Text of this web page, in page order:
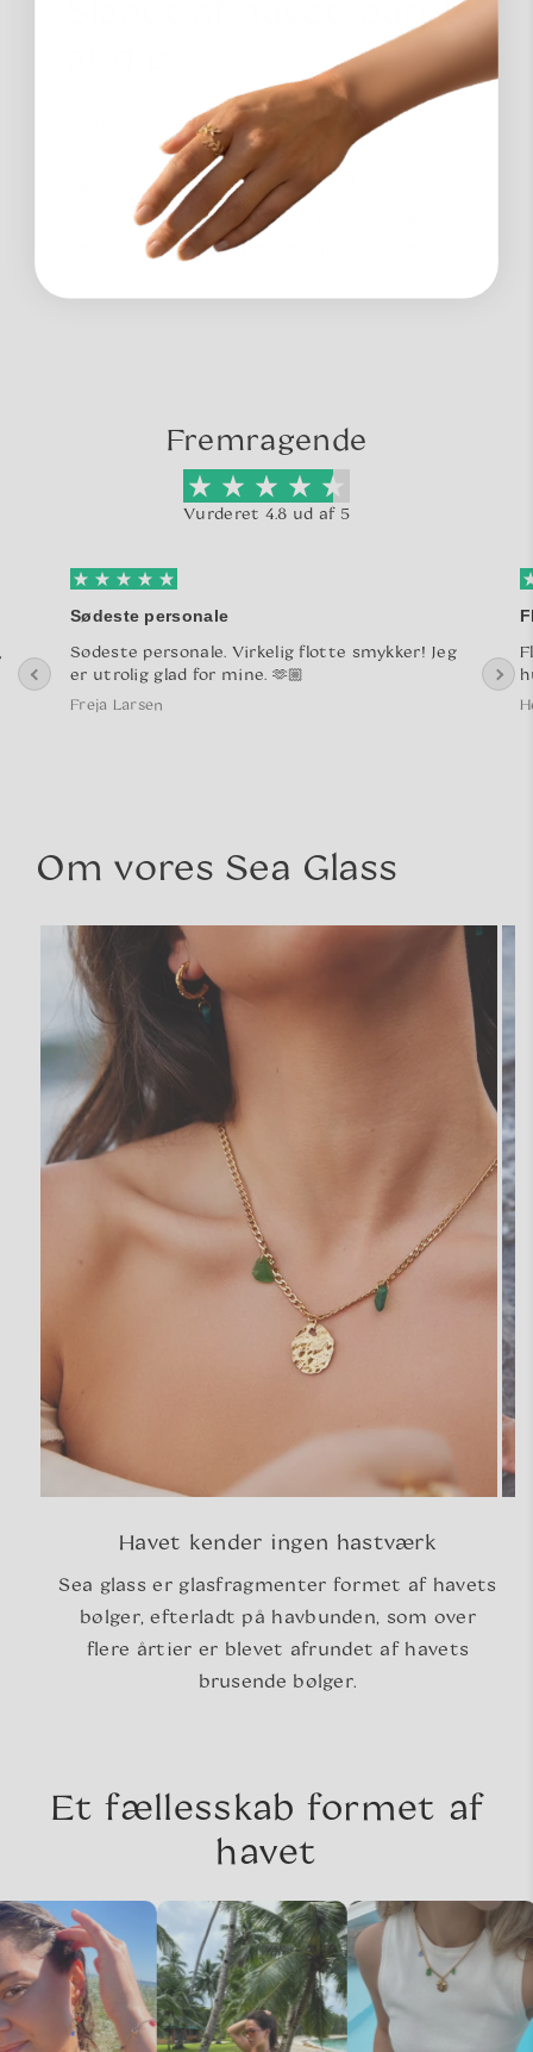
Slebet af havet, båret
Seaglass er ikke bare smykker; det er
historien om skarpe glasskår, som
naturens kræfter har forvandlet til
matte skatte over årtier. Hvert stykke er
unikt, formet af tålmodighed og vilde
Fremragende
Vurderet 4.8 ud af 5
Sødeste personale
Sødeste personale. Virkelig flotte smykker! Jeg
er utrolig glad for mine. 🫶🏼
Freja Larsen
Om vores Sea Glass
Havet kender ingen hastværk
Sea glass er glasfragmenter formet af havets
bølger, efterladt på havbunden, som over
flere årtier er blevet afrundet af havets
brusende bølger.
Et fællesskab formet af
havet